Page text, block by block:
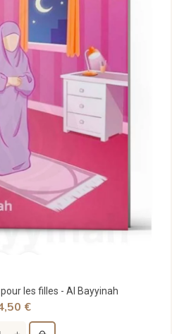
les filles - Al Bayyinah
€